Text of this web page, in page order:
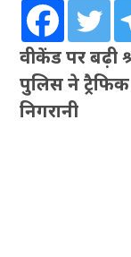
वीकेंड पर बढ़ी
पुलिस ने
निगरानी